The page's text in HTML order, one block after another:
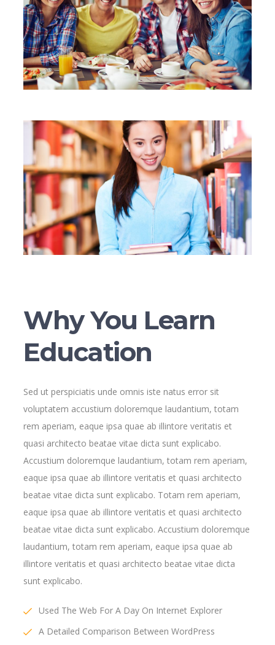
Why You Learn
Education
Sed ut perspiciatis unde omnis iste natus error sit
voluptatem accustium doloremque laudantium, totam
rem aperiam, eaque ipsa quae ab illintore veritatis et
quasi architecto beatae vitae dicta sunt explicabo.
Accustium doloremque laudantium, totam rem aperiam,
eaque ipsa quae ab illintore veritatis et quasi architecto
beatae vitae dicta sunt explicabo. Totam rem aperiam,
eaque ipsa quae ab illintore veritatis et quasi architecto
beatae vitae dicta sunt explicabo. Accustium doloremque
laudantium, totam rem aperiam, eaque ipsa quae ab
illintore veritatis et quasi architecto beatae vitae dicta
sunt explicabo.
Used The Web For A Day On Internet Explorer
A Detailed Comparison Between WordPress